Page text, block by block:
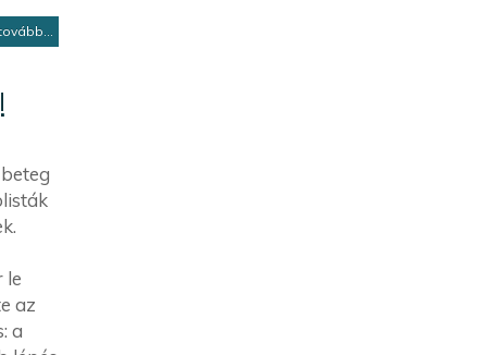
le
az
a